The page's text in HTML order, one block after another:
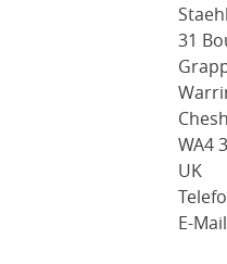
31
WA4
UK
E-Mail